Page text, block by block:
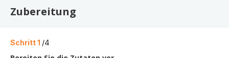
Zubereitung
Schritt 1 /4